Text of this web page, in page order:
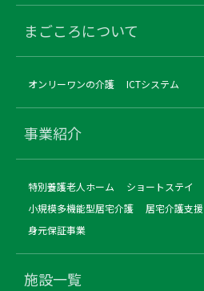
まごころについて
オンリーワンの介護 ICTシステム
事業紹介
特別養護老人ホーム ショートステイ
小規模多機能型居宅介護
居宅介護支援
身元保証事業
施設一覧